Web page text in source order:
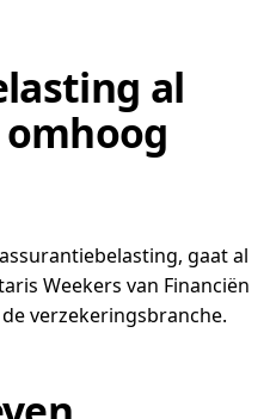
al
gaat al
Weekers van Financiën
verzekeringsbranche.